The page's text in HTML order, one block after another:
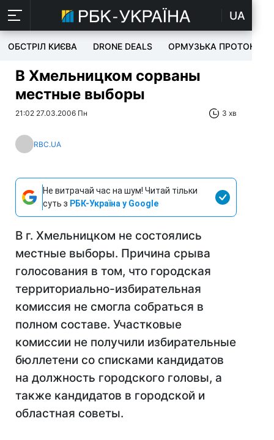
UA
ОБСТРІЛ КИЄВА DRONE DEALS ОРМУЗЬКА ПРОТОКА
В Хмельницком сорваны
местные выборы
21:02 27.03.2006 Пн 3 хв
RBC.UA
Не витрачай час на шум! Читай тільки
суть з РБК-Україна у Google
В г. Хмельницком не состоялись
местные выборы. Причина срыва
голосования в том, что городская
территориально-избирательная
комиссия не смогла собраться в
полном составе. Участковые
комиссии не получили избирательные
бюллетени со списками кандидатов
на должность городского головы, а
также кандидатов в городской и
областная советы.